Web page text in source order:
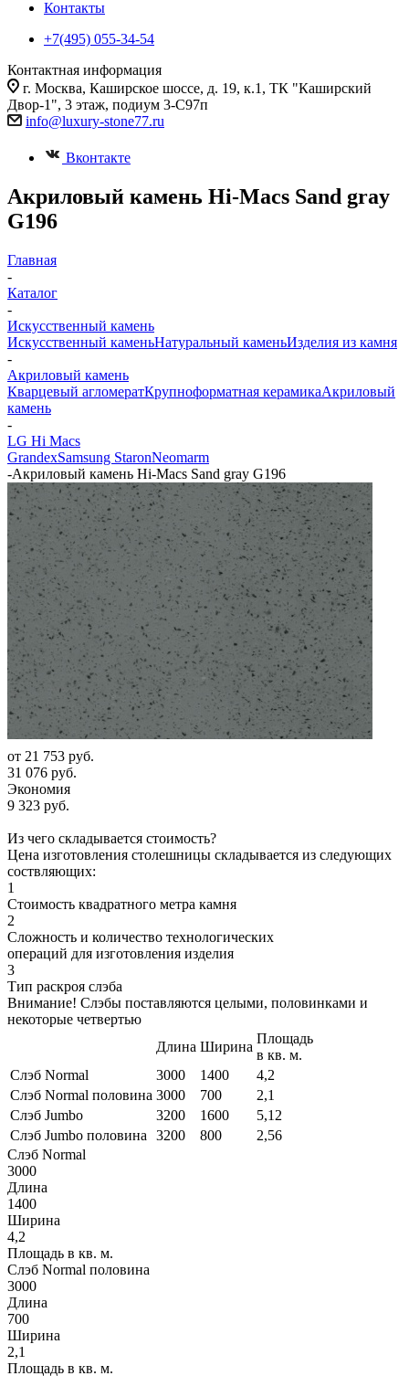
Контакты
+7(495) 055-34-54
Контактная информация
г. Москва, Каширское шоссе, д. 19, к.1, ТК "Каширский
Двор-1", 3 этаж, подиум 3-С97п
info@luxury-stone77.ru
Вконтакте
Акриловый камень Hi-Macs Sand gray
G196
Главная
-
Каталог
-
Искусственный камень
Искусственный каменьНатуральный каменьИзделия из камня
-
Акриловый камень
Кварцевый агломератКрупноформатная керамикаАкриловый
камень
-
LG Hi Macs
GrandexSamsung StaronNeomarm
-Акриловый камень Hi-Macs Sand gray G196
от 21 753 руб.
31 076 руб.
Экономия
9 323 руб.
Из чего складывается стоимость?
Цена изготовления столешницы складывается из следующих
соствляющих:
1
Стоимость квадратного метра камня
2
Сложность и количество технологических
операций для изготовления изделия
3
Тип раскроя слэба
Внимание! Слэбы поставляются целыми, половинками и
некоторые четвертью
Длина Ширина
Площадь
в кв. м.
Слэб Normal
3000 1400
4,2
Слэб Normal половина 3000 700
2,1
Слэб Jumbo
3200 1600
5,12
Слэб Jumbo половина
3200 800
2,56
Слэб Normal
3000
Длина
1400
Ширина
4,2
Площадь в кв. м.
Слэб Normal половина
3000
Длина
700
Ширина
2,1
Площадь в кв. м.